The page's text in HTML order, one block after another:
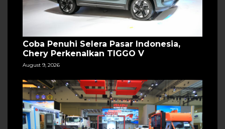
Coba Penuhi Selera Pasar Indonesia,
Chery Perkenalkan TIGGO V
August 9, 2026